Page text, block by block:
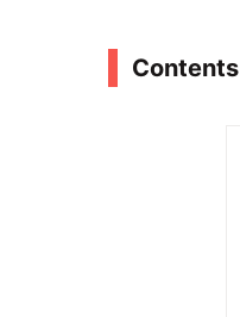
Contents